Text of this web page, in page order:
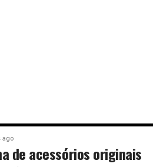
ago
de acessórios originais